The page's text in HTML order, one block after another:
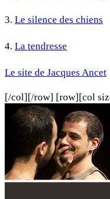
3. Le silence des chiens
4. La tendresse
Le site de Jacques Ancet
[/col][/row] [row][col